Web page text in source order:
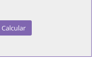
Calcular